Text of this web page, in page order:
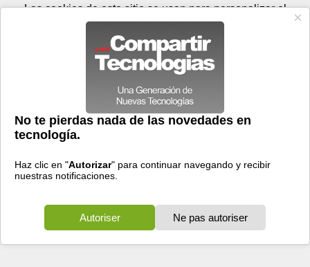
Prensa Videos
sigma
44 resultados Ordenar por fecha-Ordenar por pertinencia
Viernes 07 de agosto - 22:13 Registrar Conectar
Las cookies de este sitio se usan para personalizar el
contenido y los anuncios, para ofrecer funciones de medios
sociales y para analizar el tráfico. Además, compartimos
información sobre el uso que haga del sitio web con nuestros
partners de medios sociales, de publicidad y de análisis
web.
OK